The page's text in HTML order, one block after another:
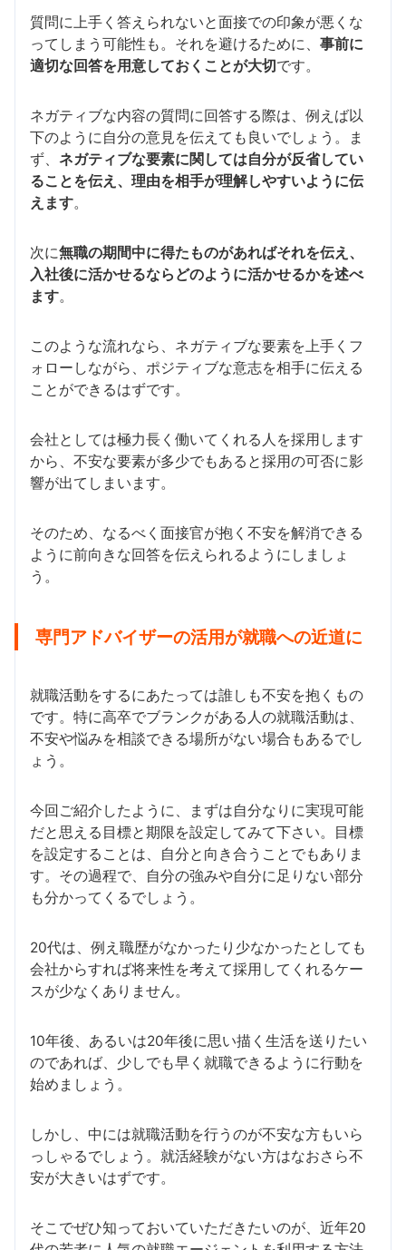
質問に上手く答えられないと面接での印象が悪くな
ってしまう可能性も。それを避けるために、 事前に
適切な回答を用意しておくことが大切です。
ネガティブな内容の質問に回答する際は、例えば以
下のように自分の意見を伝えても良いでしょう。ま
ず、 ネガティブな要素に関しては自分が反省してい
ることを伝え、理由を相手が理解しやすいように伝
えます。
次に無職の期間中に得たものがあればそれを伝え、
入社後に活かせるならどのように活かせるかを述べ
ます。
このような流れなら、ネガティブな要素を上手くフ
ォローしながら、ポジティブな意志を相手に伝える
ことができるはずです。
会社としては極力長く働いてくれる人を採用します
から、不安な要素が多少でもあると採用の可否に影
響が出てしまいます。
そのため、なるべく面接官が抱く不安を解消できる
ように前向きな回答を伝えられるようにしましょ
う。
専門アドバイザーの活用が就職への近道に
就職活動をするにあたっては誰しも不安を抱くもの
です。特に高卒でブランクがある人の就職活動は、
不安や悩みを相談できる場所がない場合もあるでし
ょう。
今回ご紹介したように、まずは自分なりに実現可能
だと思える目標と期限を設定してみて下さい。目標
を設定することは、自分と向き合うことでもありま
す。その過程で、自分の強みや自分に足りない部分
も分かってくるでしょう。
20代は、例え職歴がなかったり少なかったとしても
会社からすれば将来性を考えて採用してくれるケー
スが少なくありません。
10年後、あるいは20年後に思い描く生活を送りたい
のであれば、少しでも早く就職できるように行動を
始めましょう。
しかし、中には就職活動を行うのが不安な方もいら
っしゃるでしょう。就活経験がない方はなおさら不
安が大きいはずです。
そこでぜひ知っておいていただきたいのが、近年20